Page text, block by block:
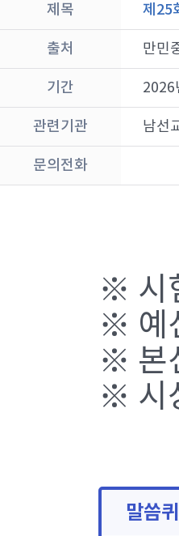
제목 제25
출처 만민
기간 2026
관련기관 남선
문의전화
※ 시
※ 예
※ 본
※ 시
말씀